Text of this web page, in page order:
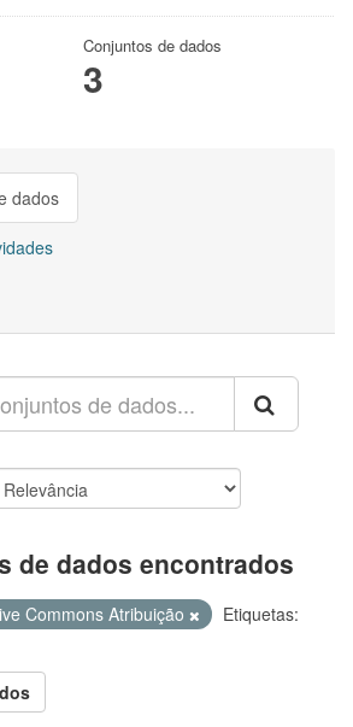
Conjuntos de dados
3
dados
de dados encontrados
Commons Atribuição
Etiquetas: